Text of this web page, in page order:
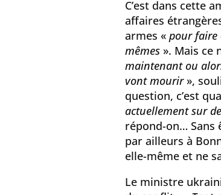
C’est dans cette
affaires
armes « pour faire
mêmes». Mais ce
maintenant ou
vont mourir»,
question, c’est
actuellement sur
répond-on… Sans
par ailleurs à
elle-même et ne
Le ministre